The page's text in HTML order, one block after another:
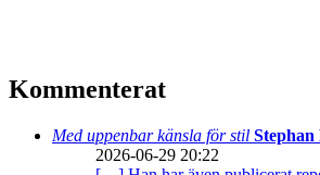
Kommenterat
Med uppenbar känsla för stil
2026-06-29 20:22